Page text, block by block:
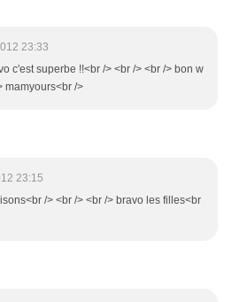
23:33
c'est superbe !!<br /> <br /> <br /> bon w
mamyours<br />
23:15
/> <br /> <br /> bravo les filles<br